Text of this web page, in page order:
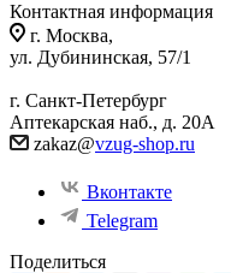
Контактная информация
г. Москва,
ул. Дубининская, 57/1
г. Санкт-Петербург
Аптекарская наб., д. 20А
zakaz@vzug-shop.ru
Вконтакте
Telegram
Поделиться